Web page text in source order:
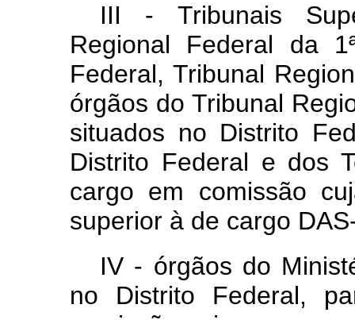
III - Tribunais
Regional Federal da
Federal, Tribunal
órgãos do Tribunal
situados no Distrito
Distrito Federal e dos
cargo em comissão
superior à de cargo
IV - órgãos do
no Distrito Federal,